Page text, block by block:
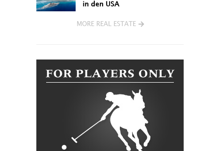
in den USA
MORE REAL ESTATE